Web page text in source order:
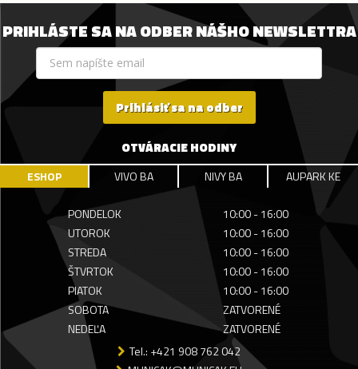
PRIHLÁSTE SA NA ODBER NÁŠHO NEWSLETTRA
Prihlásiť sa na odber
OTVÁRACIE HODINY
ESHOP VIVO BA NIVY BA AUPARK KE
PONDELOK
10:00 - 16:00
UTOROK
10:00 - 16:00
STREDA
10:00 - 16:00
ŠTVRTOK
10:00 - 16:00
PIATOK
10:00 - 16:00
SOBOTA
ZATVORENÉ
NEDEĽA
ZATVORENÉ
Tel.: +421 908 762 042